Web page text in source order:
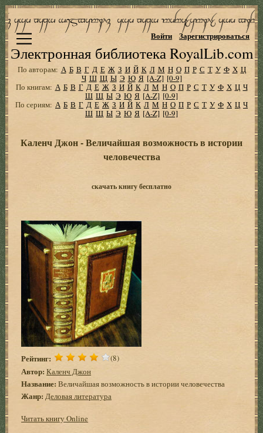
Электронная библиотека RoyalLib.com
Войти Зарегистрироваться
По авторам: А Б В Г Д Е Ж З И Й К Л М Н О П Р С Т У Ф Х Ц
Ч Ш Щ Ы Э Ю Я [A-Z] [0-9]
По книгам: А Б В Г Д Е Ж З И Й К Л М Н О П Р С Т У Ф Х Ц Ч
Ш Щ Ы Э Ю Я [A-Z] [0-9]
По сериям: А Б В Г Д Е Ж З И Й К Л М Н О П Р С Т У Ф Х Ц Ч
Ш Щ Ы Э Ю Я [A-Z] [0-9]
Каленч Джон - Величайшая возможность в истории
человечества
скачать книгу бесплатно
Рейтинг: (8)
Автор: Каленч Джон
Название: Величайшая возможность в истории человечества
Жанр: Деловая литература
Читать книгу Online